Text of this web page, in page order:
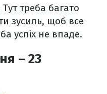
треба багато
зусиль, щоб все
успіх не впаде.
– 23